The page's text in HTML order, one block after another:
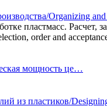
Organizing
пластмасс.
order and
мощность це…
из пластиков/